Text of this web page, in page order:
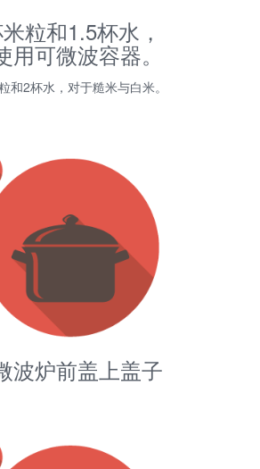
粒和1.5杯水，
用可微波容器。
和2杯水，对于糙米与白米。
波炉前盖上盖子